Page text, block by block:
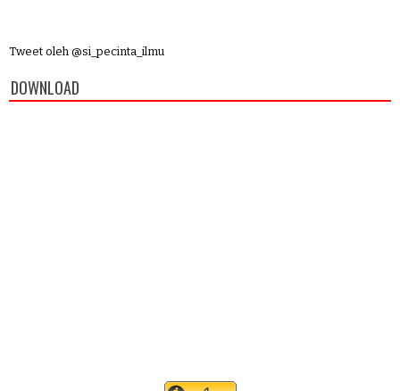
Tweet oleh @si_pecinta_ilmu
DOWNLOAD